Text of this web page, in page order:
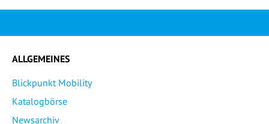
ALLGEMEINES
Blickpunkt Mobility
Katalogbörse
Newsarchiv